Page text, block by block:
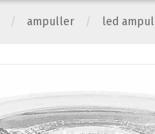
ampuller led ampul